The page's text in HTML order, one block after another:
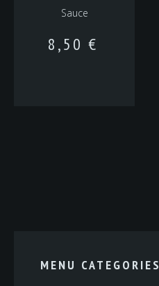
Sauce
8,50 €
MENU CATEGORIES